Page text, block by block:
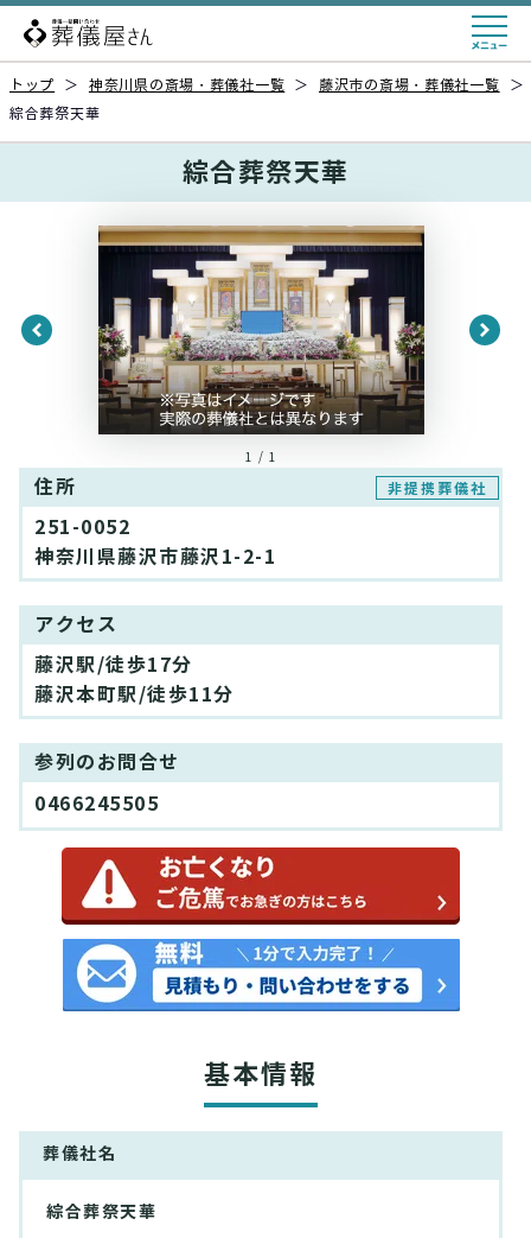
トップ ＞ 神奈川県の斎場・葬儀社一覧 ＞ 藤沢市の斎場・葬儀社一覧
＞
綜合葬祭天華
綜合葬祭天華
1 / 1
住所 非提携葬儀社
251-0052
神奈川県藤沢市藤沢1-2-1
アクセス
藤沢駅/徒歩17分
藤沢本町駅/徒歩11分
参列のお問合せ
0466245505
基本情報
葬儀社名
綜合葬祭天華